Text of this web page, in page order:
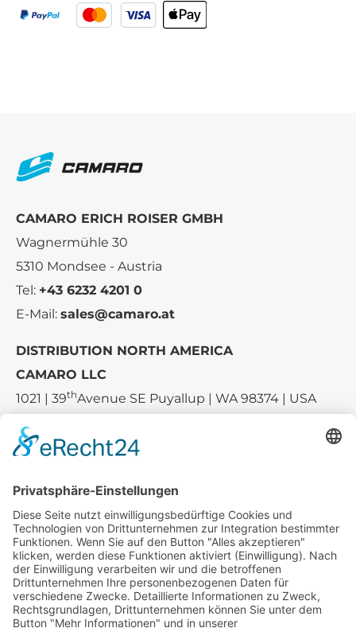
CAMARO ERICH ROISER GMBH
Wagnermühle 30
5310 Mondsee - Austria
Tel: +43 6232 4201 0
E-Mail: sales@camaro.at
DISTRIBUTION NORTH AMERICA
CAMARO LLC
1021 | 39thAvenue SE Puyallup | WA 98374 | USA
Tel.:+1 253-867-57 35
Unternehmen
Service
Media